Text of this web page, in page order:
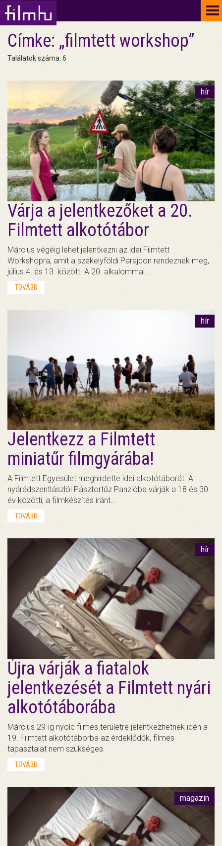
Címke: „filmtett workshop”
Találatok száma: 6
hír
Várja a jelentkezőket a 20.
Filmtett alkotótábor
Március végéig lehet jelentkezni az idei Filmtett
Workshopra, amit a székelyföldi Parajdon rendeznek meg,
július 4. és 13. között. A 20. alkalommal…
TOVÁBB
hír
Jelentkezz a Filmtett
miniatűr filmgyárába!
A Filmtett Egyesület meghirdette idei alkotótáborát. A
nyárádszentlászlói Pásztortűz Panzióba várják a 18 és 30
év közötti, a filmkészítés iránt…
TOVÁBB
hír
Újra várják a fiatalok
jelentkezését a Filmtett nyári
alkotótáborába
Március 29-ig nyolc filmes területre jelentkezhetnek idén a
19. Filmtett alkotótáborba az érdeklődők, filmes
tapasztalat nem szükséges.
TOVÁBB
magazin